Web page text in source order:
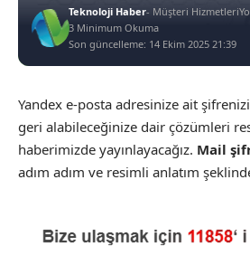
Son güncelleme: 14 Ekim 2025 21:39
Teknoloji Haber- Müşteri Hizmetleri
3 Minimum Okuma
Yandex e-posta adresinize ait
geri alabileceğinize dair çözümleri
haberimizde yayınlayacağız. Mail
adım adım ve resimli anlatım